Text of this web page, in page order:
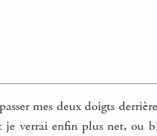
mes deux doigts
je verrai enfin plus net,